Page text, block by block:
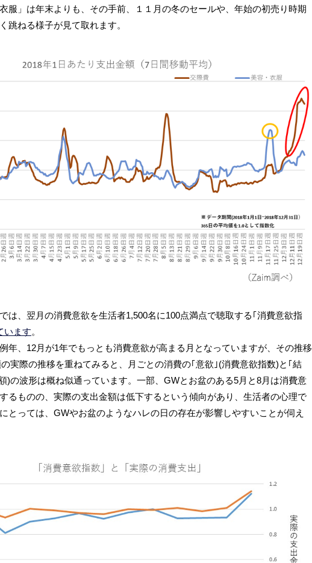
服」は年末よりも、その手前、１１月の冬のセールや、年始の初売り時期
跳ねる様子が見て取れます。
は、翌月の消費意欲を生活者1,500名に100点満点で聴取する｢消費意欲指
います。
年、12月が1年でもっとも消費意欲が高まる月となっていますが、その推移
実際の推移を重ねてみると、月ごとの消費の｢意欲｣(消費意欲指数)と｢結
)の波形は概ね似通っています。一部、GWとお盆のある5月と8月は消費意
るものの、実際の支出金額は低下するという傾向があり、生活者の心理で
とっては、GWやお盆のようなハレの日の存在が影響しやすいことが伺え